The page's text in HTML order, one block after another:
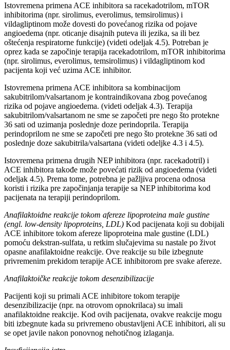
Istovremena primena ACE inhibitora sa racekadotrilom, mTOR
inhibitorima (npr. sirolimus, everolimus, temsirolimus) i
vildagliptinom može dovesti do povećanog rizika od pojave
angioedema (npr. oticanje disajnih puteva ili jezika, sa ili bez
oštećenja respiratorne funkcije) (videti odeljak 4.5). Potreban je
oprez kada se započinje terapija racekadotrilom, mTOR inhibitorima
(npr. sirolimus, everolimus, temsirolimus) i vildagliptinom kod
pacijenta koji već uzima ACE inhibitor.
Istovremena primena ACE inhibitora sa kombinacijom
sakubitrilom/valsartanom je kontraindikovana zbog povećanog
rizika od pojave angioedema. (videti odeljak 4.3). Terapija
sakubitrilom/valsartanom ne sme se započeti pre nego što protekne
36 sati od uzimanja poslednje doze perindoprila. Terapija
perindoprilom ne sme se započeti pre nego što protekne 36 sati od
poslednje doze sakubitrila/valsartana (videti odeljke 4.3 i 4.5).
Istovremena primena drugih NEP inhibitora (npr. racekadotril) i
ACE inhibitora takođe može povećati rizik od angioedema (videti
odeljak 4.5). Prema tome, potrebna je pažljiva procena odnosa
koristi i rizika pre započinjanja terapije sa NEP inhibitorima kod
pacijenata na terapiji perindoprilom.
Anafilaktoidne reakcije tokom afereze lipoproteina male gustine
(engl. low-density lipoproteins, LDL) Kod pacijenata koji su dobijali
ACE inhibitore tokom afereze lipoproteina male gustine (LDL)
pomoću dekstran-sulfata, u retkim slučajevima su nastale po život
opasne anafilaktoidne reakcije. Ove reakcije su bile izbegnute
privremenim prekidom terapije ACE inhibitorom pre svake afereze.
Anafilaktoičke reakcije tokom desenzibilizacije
Pacijenti koji su primali ACE inhibitore tokom terapije
desenzibilizacije (npr. na otrovom opnokrilaca) su imali
anafilaktoidne reakcije. Kod ovih pacijenata, ovakve reakcije mogu
biti izbegnute kada su privremeno obustavljeni ACE inhibitori, ali su
se opet javile nakon ponovnog nehotičnog izlaganja.